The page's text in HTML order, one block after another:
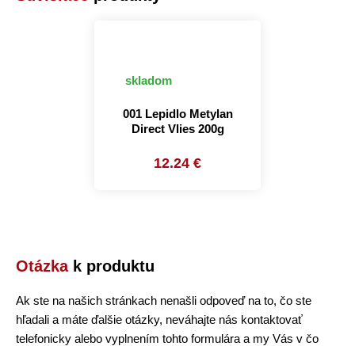
skladom
001 Lepidlo Metylan
Direct Vlies 200g
12.24 €
Otázkak produktu
Ak ste na našich stránkach nenašli odpoveď na to, čo ste
hľadali a máte ďalšie otázky, neváhajte nás kontaktovať
telefonicky alebo vyplnením tohto formulára a my Vás v čo